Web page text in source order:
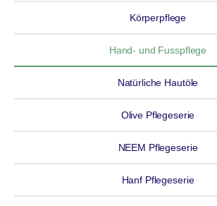
Körperpflege
Hand- und Fusspflege
Natürliche Hautöle
Olive Pflegeserie
NEEM Pflegeserie
Hanf Pflegeserie